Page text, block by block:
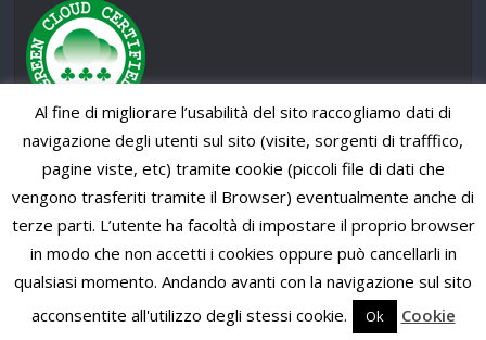
Copyright © 2026SUP News Magazine. All rights reserved.
Theme: ColorMag Pro byThemeGrill. Powered byWordPress
Al fine di migliorare l’usabilità del sito raccogliamo dati di
navigazione degli utenti sul sito (visite, sorgenti di trafffico,
pagine viste, etc) tramite cookie (piccoli file di dati che
vengono trasferiti tramite il Browser) eventualmente anche di
terze parti. L’utente ha facoltà di impostare il proprio browser
in modo che non accetti i cookies oppure può cancellarli in
qualsiasi momento. Andando avanti con la navigazione sul sito
acconsentite all'utilizzo degli stessi cookie.
Ok
Cookie